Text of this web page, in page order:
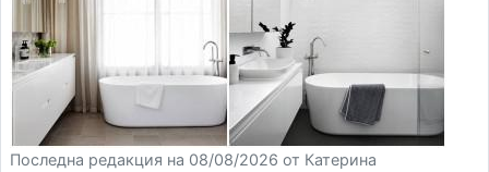
Последна редакция на 08/08/2026 от Катерина